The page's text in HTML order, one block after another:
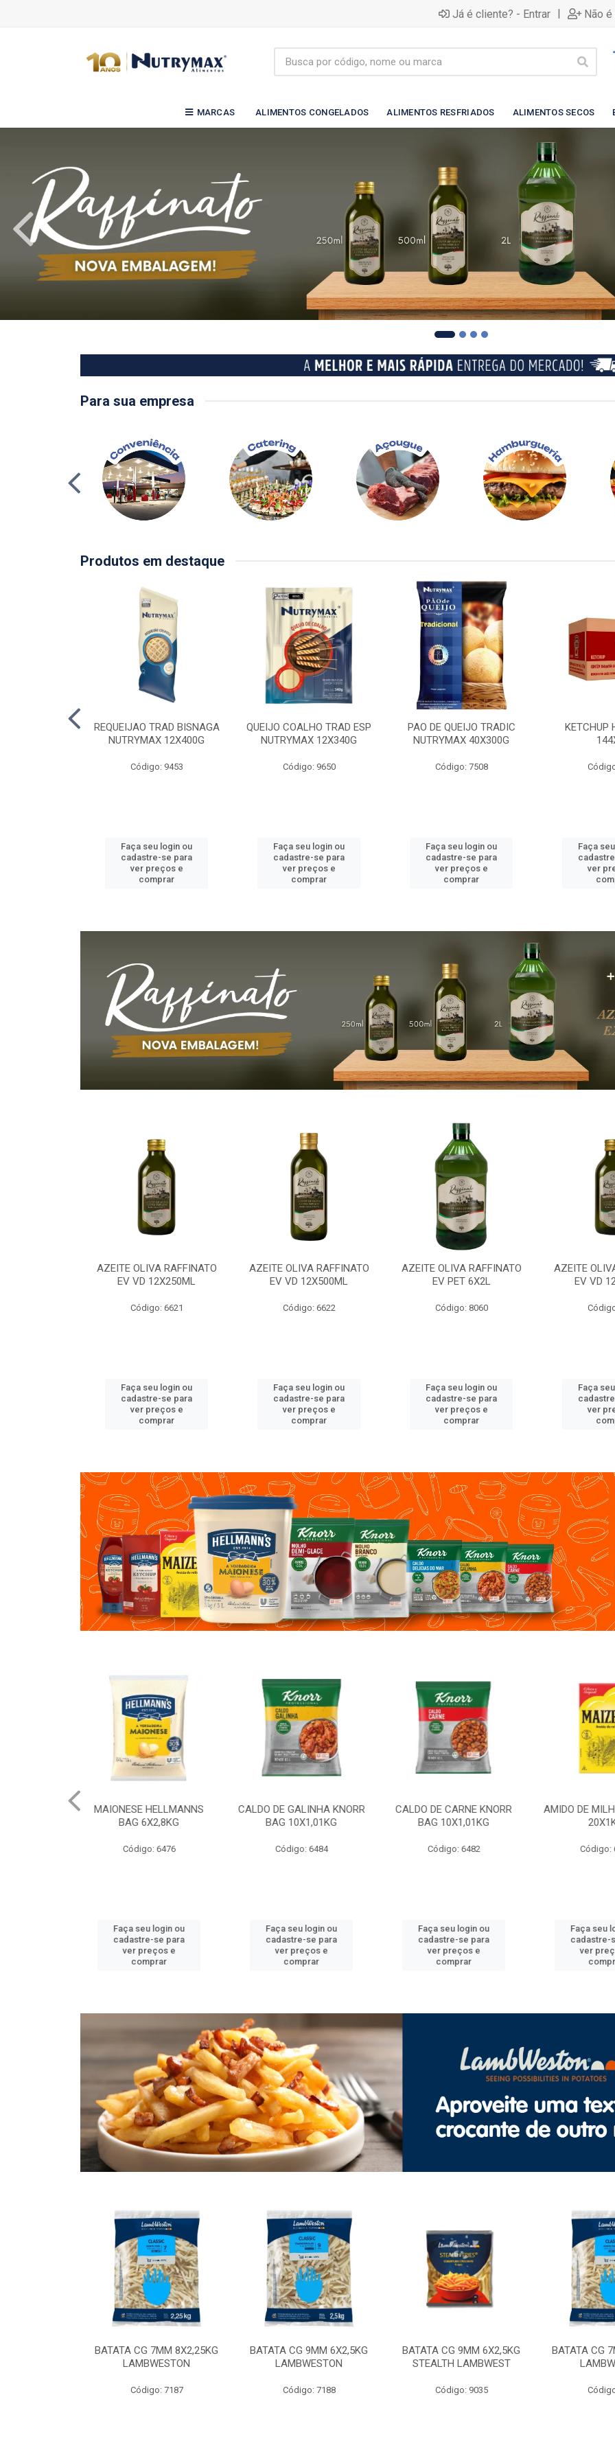
Já é cliente? - Entrar | Não
MARCAS ALIMENTOS CONGELADOS ALIMENTOS RESFRIADOS ALIMENTOS SECOS
Para sua empresa
Produtos em destaque
REQUEIJAO TRAD BISNAGA
NUTRYMAX 12X400G
Código: 9453
Faça seu login ou
cadastre-se para
ver preços e
comprar
QUEIJO COALHO TRAD ESP
NUTRYMAX 12X340G
Código: 9650
Faça seu login ou
cadastre-se para
ver preços e
comprar
PAO DE QUEIJO TRADIC
NUTRYMAX 40X300G
Código: 7508
Faça seu login ou
cadastre-se para
ver preços e
comprar
KETCHUP
Faça
ver
AZEITE OLIVA RAFFINATO
EV VD 12X250ML
Código: 6621
Faça seu login ou
cadastre-se para
ver preços e
comprar
AZEITE OLIVA RAFFINATO
EV VD 12X500ML
Código: 6622
Faça seu login ou
cadastre-se para
ver preços e
comprar
AZEITE OLIVA RAFFINATO
EV PET 6X2L
Código: 8060
Faça seu login ou
cadastre-se para
ver preços e
comprar
AZEITE
EV VD
Faça
ver
CALDO DE GALINHA KNORR
BAG 10X1,01KG
Código: 6484
Faça seu login ou
cadastre-se para
ver preços e
comprar
CALDO DE CARNE KNORR
BAG 10X1,01KG
Código: 6482
Faça seu login ou
cadastre-se para
ver preços e
comprar
AMIDO DE MILHO MAIZENA
20X1KG
Código: 6492
Faça seu login ou
cadastre-se para
ver preços e
comprar
CALDO DE
BAG
Faça seu
ver
BATATA CG 7MM 8X2,25KG
LAMBWESTON
Código: 7187
BATATA CG 9MM 6X2,5KG
LAMBWESTON
Código: 7188
BATATA CG 9MM 6X2,5KG
STEALTH LAMBWEST
Código: 9035
BATATA CG